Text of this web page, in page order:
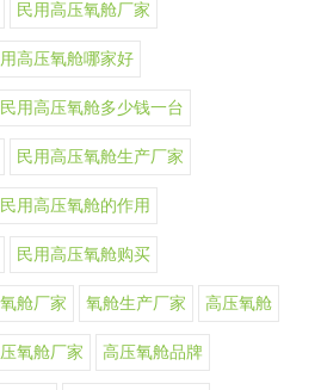
民用高压氧舱厂家
高压氧舱哪家好
民用高压氧舱多少钱一台
民用高压氧舱生产厂家
民用高压氧舱的作用
民用高压氧舱购买
氧舱厂家 氧舱生产厂家 高压氧舱
氧舱厂家 高压氧舱品牌